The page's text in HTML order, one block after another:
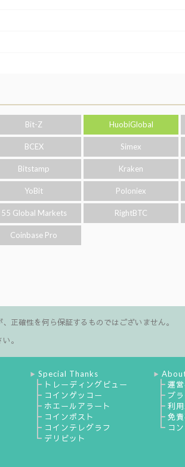
Bit-Z HuobiGlobal
BCEX Simex
Bitstamp Kraken
YoBit Poloniex
55 Global Markets RightBTC
Coinbase Pro
正確性を何ら保証するものではございません。
。
▶ Special Thanks
┣ トレーディングビュー
┣ コインゲッコー
┣ ホエールアラート
┣ コインポスト
┣ コインテレグラフ
┗ デリビット
▶
┣ 運
┣ プ
┣ 利
┣ 免
┗ コ